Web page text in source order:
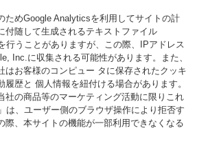
ためGoogle Analyticsを利用してサイトの計
付随して生成されるテキストファイル
行うことがありますが、この際、IPアドレス
Inc.に収集される可能性があります。また、
はお客様のコンピュー タに保存されたクッキ
履歴と 個人情報を紐付ける場合があります。
社の商品等のマーケティング活動に限りこれ
は、ユーザー側のブラウザ操作により拒否す
際、本サイトの機能が一部利用できなくなる